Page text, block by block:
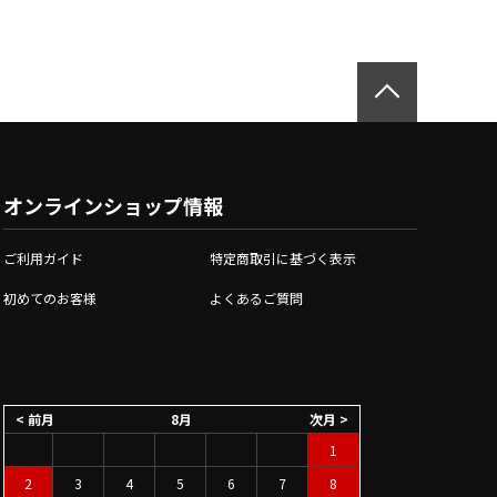
オンラインショップ情報
ご利用ガイド 特定商取引に基づく表示
初めてのお客様 よくあるご質問
8月
< 前月
次月 >
1
2
3 4 5 6 7 8